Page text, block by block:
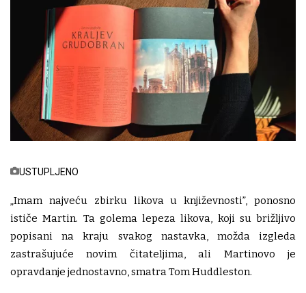
USTUPLJENO
„Imam najveću zbirku likova u književnosti”, ponosno
ističe Martin. Ta golema lepeza likova, koji su brižljivo
popisani na kraju svakog nastavka, možda izgleda
zastrašujuće novim čitateljima, ali Martinovo je
opravdanje jednostavno, smatra Tom Huddleston.